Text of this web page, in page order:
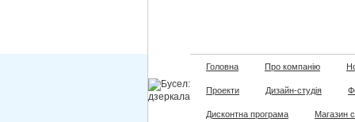
Головна Про компанію
Проекти Дизайн-студія
Дисконтна програма Магазин